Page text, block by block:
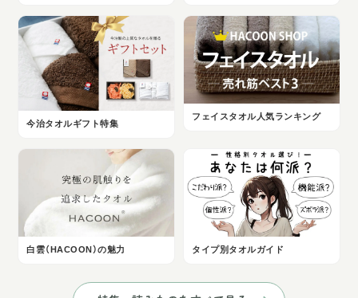
今治タオルギフト特集
フェイスタオル人気ランキング
白雲（HACOON）の魅力 タイプ別タオルガイド